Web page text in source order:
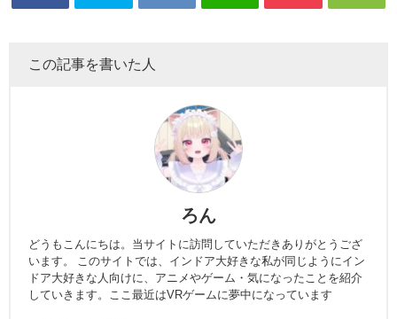
この記事を書いた人
ろん
どうもこんにちは。当サイトに訪問していただきありがとうござ
います。 このサイトでは、インドア大好きな私が同じようにイン
ドア大好きな人向けに、アニメやゲーム・気になったことを紹介
していきます。ここ最近はVRゲームに夢中になっています